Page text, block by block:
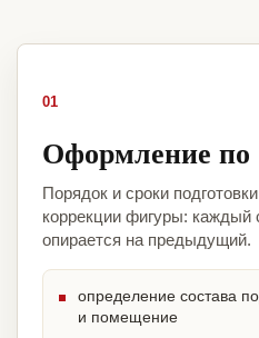
01
Оформление
Порядок и сроки
коррекции фигуры:
опирается на предыдущий.
определение состава
и помещение